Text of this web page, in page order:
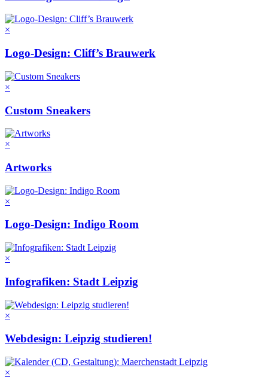
×
Logo-Design: Cliff’s Brauwerk
×
Custom Sneakers
×
Artworks
×
Logo-Design: Indigo Room
×
Infografiken: Stadt Leipzig
×
Webdesign: Leipzig studieren!
×